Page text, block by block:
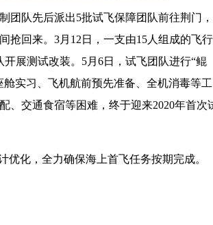
团队先后派出5批试飞保障团队前往荆门
抢回来。3月12日，一支由15人组成的飞
展测试改装。5月6日，试飞团队进行“鲲
实习、飞机航前预先准备、全机消毒等工
、交通食宿等困难，终于迎来2020年首次
优化，全力确保海上首飞任务按期完成。